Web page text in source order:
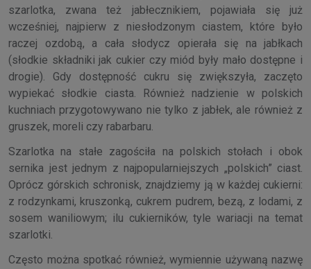
szarlotka, zwana też jabłecznikiem, pojawiała się już
wcześniej, najpierw z niesłodzonym ciastem, które było
raczej ozdobą, a cała słodycz opierała się na jabłkach
(słodkie składniki jak cukier czy miód były mało dostępne i
drogie). Gdy dostępność cukru się zwiększyła, zaczęto
wypiekać słodkie ciasta. Również nadzienie w polskich
kuchniach przygotowywano nie tylko z jabłek, ale również z
gruszek, moreli czy rabarbaru.
Szarlotka na stałe zagościła na polskich stołach i obok
sernika jest jednym z najpopularniejszych „polskich” ciast.
Oprócz górskich schronisk, znajdziemy ją w każdej cukierni:
z rodzynkami, kruszonką, cukrem pudrem, bezą, z lodami, z
sosem waniliowym; ilu cukierników, tyle wariacji na temat
szarlotki.
Często można spotkać również, wymiennie używaną nazwę